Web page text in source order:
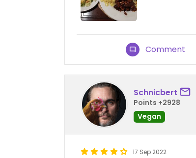
Comment
Schnicbert
Points +2928
Vegan
17 Sep 2022